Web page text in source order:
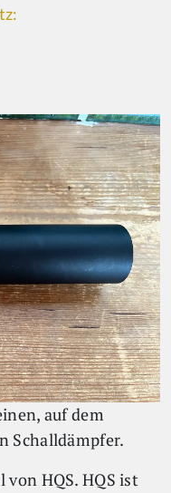
auf dem
Schalldämpfer.
von HQS. HQS ist